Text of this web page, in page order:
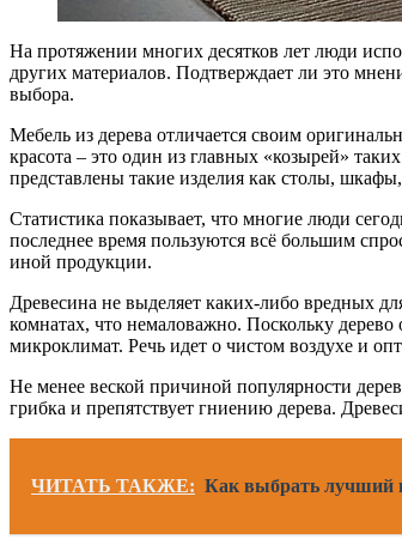
На протяжении многих десятков лет люди
других материалов. Подтверждает ли это
выбора.
Мебель из дерева отличается своим
красота – это один из главных «козырей»
представлены такие изделия как столы,
Статистика показывает, что многие люди
последнее время пользуются всё большим
иной продукции.
Древесина не выделяет каких-либо вредных
комнатах, что немаловажно. Поскольку
микроклимат. Речь идет о чистом воздухе и
Не менее веской причиной популярности
грибка и препятствует гниению дерева.
ЧИТАТЬ ТАКЖЕ: Как выбрать лучший